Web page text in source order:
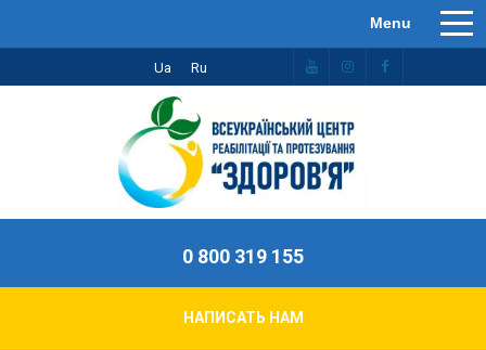
Ua Ru
0 800 319 155
НАПИСАТЬ НАМ